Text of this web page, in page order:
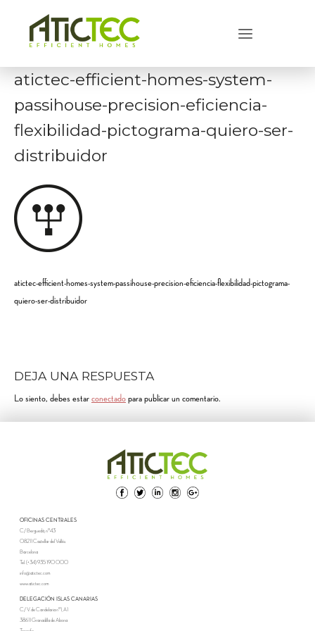
atictec-efficient-homes-system-
passihouse-precision-eficiencia-
flexibilidad-pictograma-quiero-ser-
distribuidor
atictec-efficient-homes-system-passihouse-precision-eficiencia-flexibilidad-pictograma-
quiero-ser-distribuidor
DEJA UNA RESPUESTA
Lo siento, debes estar conectado para publicar un comentario.
OFICINAS CENTRALES
C/ Berguedà, nº43
08211 Castellar del Vallès
Barcelona
Tel. (+34) 935 190 000
info@atictec.com
www.atictec.com
DELEGACIÓN ISLAS CANARIAS
C/ V. de Candelaria nº1, A1
38611 Granadilla de Abona